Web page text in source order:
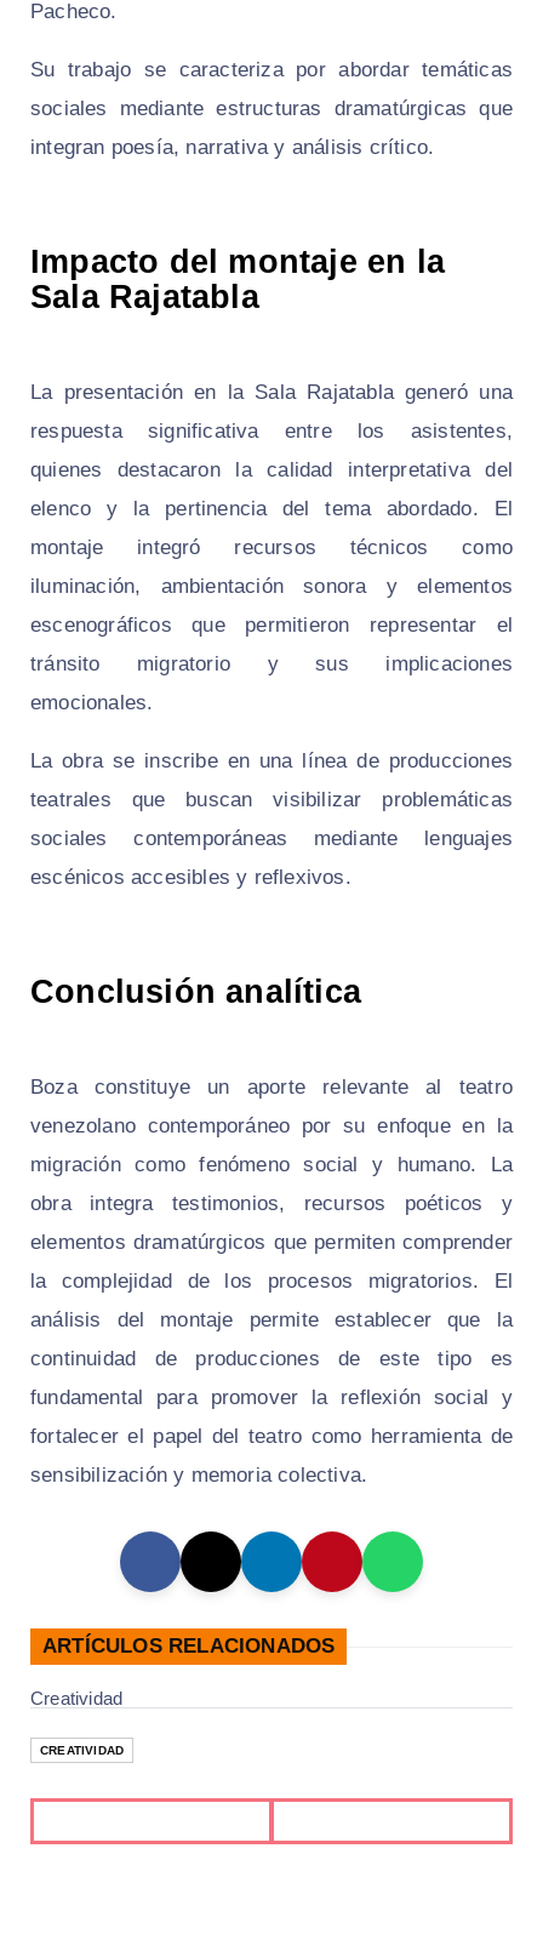
Pacheco.
Su trabajo se caracteriza por abordar temáticas
sociales mediante estructuras dramatúrgicas que
integran poesía, narrativa y análisis crítico.
Impacto del montaje en la
Sala Rajatabla
La presentación en la Sala Rajatabla generó una
respuesta significativa entre los asistentes,
quienes destacaron la calidad interpretativa del
elenco y la pertinencia del tema abordado. El
montaje integró recursos técnicos como
iluminación, ambientación sonora y elementos
escenográficos que permitieron representar el
tránsito migratorio y sus implicaciones
emocionales.
La obra se inscribe en una línea de producciones
teatrales que buscan visibilizar problemáticas
sociales contemporáneas mediante lenguajes
escénicos accesibles y reflexivos.
Conclusión analítica
Boza constituye un aporte relevante al teatro
venezolano contemporáneo por su enfoque en la
migración como fenómeno social y humano. La
obra integra testimonios, recursos poéticos y
elementos dramatúrgicos que permiten comprender
la complejidad de los procesos migratorios. El
análisis del montaje permite establecer que la
continuidad de producciones de este tipo es
fundamental para promover la reflexión social y
fortalecer el papel del teatro como herramienta de
sensibilización y memoria colectiva.
ARTÍCULOS RELACIONADOS
Creatividad
CREATIVIDAD